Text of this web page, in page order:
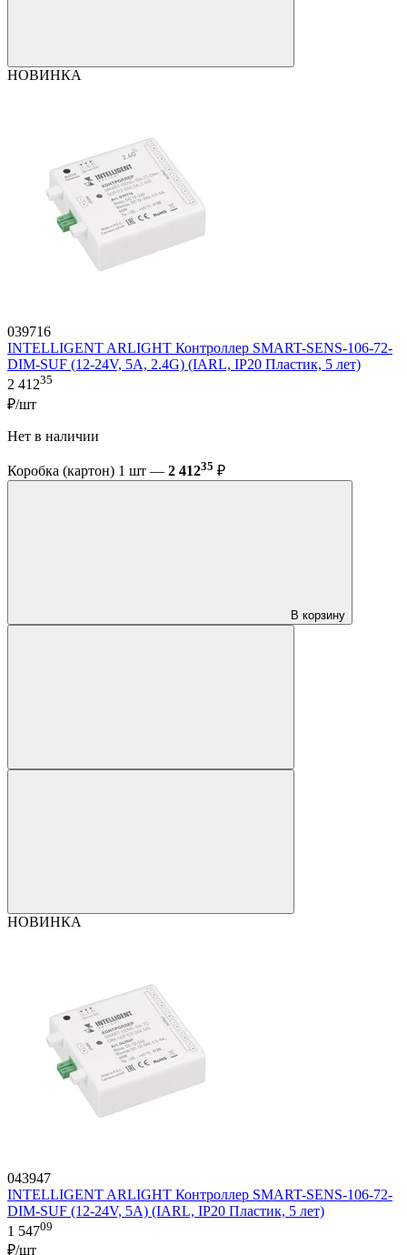
НОВИНКА
039716
INTELLIGENT ARLIGHT Контроллер SMART-SENS-106-72-
DIM-SUF (12-24V, 5A, 2.4G) (IARL, IP20 Пластик, 5 лет)
2 41235
₽/шт
Нет в наличии
Коробка (картон) 1 шт — 2 41235 ₽
В корзину
НОВИНКА
043947
INTELLIGENT ARLIGHT Контроллер SMART-SENS-106-72-
DIM-SUF (12-24V, 5A) (IARL, IP20 Пластик, 5 лет)
1 54709
₽/шт